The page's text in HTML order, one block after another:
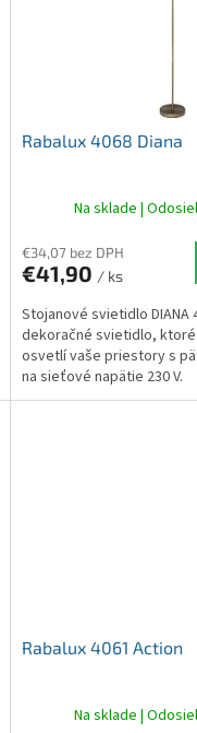
Rabalux 4068 Diana
Na sklade |
€34,07 bez DPH
€41,90 / ks
Stojanové svietidlo DIANA
dekoračné svietidlo,
osvetlí vaše priestory s
na sieťové napätie 230 V.
Rabalux 4061 Action
Na sklade |